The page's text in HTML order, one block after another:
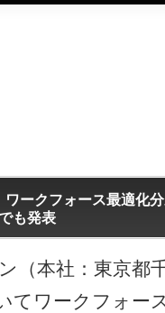
ワークフォース最適化
も発表
本社：東京都
てワークフォー